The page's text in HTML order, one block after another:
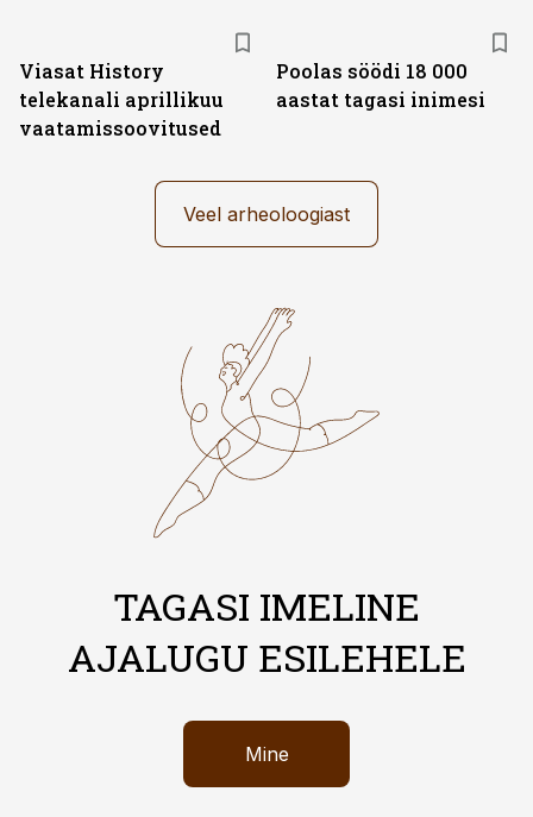
Viasat History
telekanali aprillikuu
vaatamissoovitused
Poolas söödi 18 000
aastat tagasi inimesi
Veel arheoloogiast
TAGASI IMELINE
AJALUGU ESILEHELE
Mine